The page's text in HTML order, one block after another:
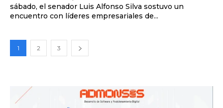
sábado, el senador Luis Alfonso Silva sostuvo un
encuentro con líderes empresariales de...
1 2 3